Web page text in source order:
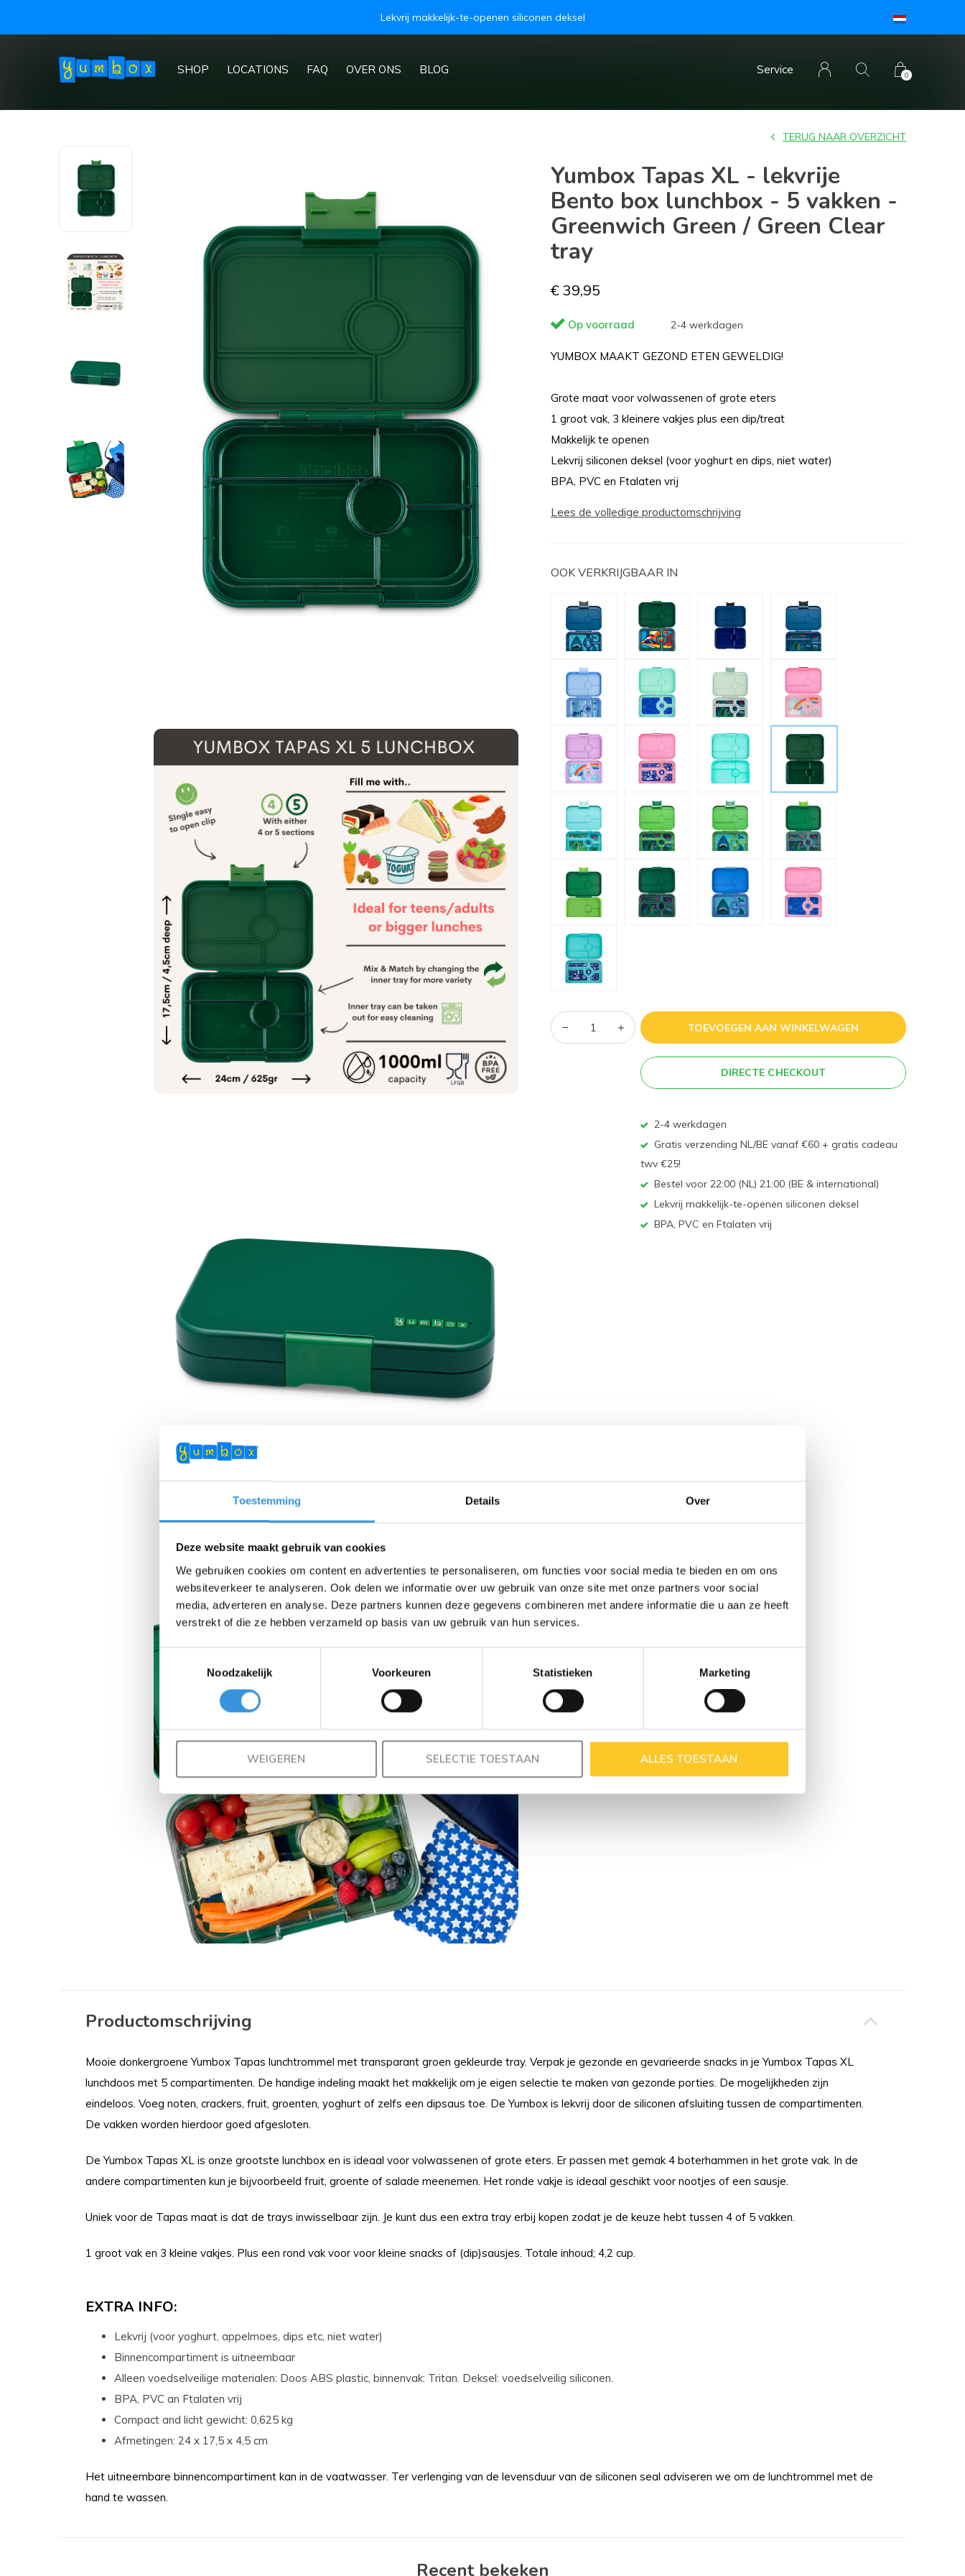
Toestemming Details Over
Deze website maakt gebruik van cookies
We gebruiken cookies om content en advertenties te personaliseren, om functies voor social media te bieden en om ons
websiteverkeer te analyseren. Ook delen we informatie over uw gebruik van onze site met onze partners voor social
media, adverteren en analyse. Deze partners kunnen deze gegevens combineren met andere informatie die u aan ze heeft
verstrekt of die ze hebben verzameld op basis van uw gebruik van hun services.
Noodzakelijk
Voorkeuren Statistieken Marketing
WEIGEREN SELECTIE TOESTAAN ALLES TOESTAAN
SHOP LOCATIONS FAQ OVER ONS BLOG Service 0
Lekvrij makkelijk-te-openen siliconen deksel
Yumbox Tapas XL - lekvrije
Bento box lunchbox - 5 vakken -
Greenwich Green / Green Clear
tray
TERUG NAAR OVERZICHT
€ 39,95
Op voorraad 2-4 werkdagen
YUMBOX MAAKT GEZOND ETEN GEWELDIG!
Grote maat voor volwassenen of grote eters
1 groot vak, 3 kleinere vakjes plus een dip/treat
Makkelijk te openen
Lekvrij siliconen deksel (voor yoghurt en dips, niet water)
BPA, PVC en Ftalaten vrij
Lees de volledige productomschrijving
OOK VERKRIJGBAAR IN
TOEVOEGEN AAN WINKELWAGEN
DIRECTE CHECKOUT
2-4 werkdagen
Gratis verzending NL/BE vanaf €60 + gratis cadeau
twv €25!
Bestel voor 22:00 (NL) 21:00 (BE & international)
Lekvrij makkelijk-te-openen siliconen deksel
BPA, PVC en Ftalaten vrij
Productomschrijving
Mooie donkergroene Yumbox Tapas lunchtrommel met transparant groen gekleurde tray. Verpak je gezonde en gevarieerde snacks in je Yumbox Tapas XL
lunchdoos met 5 compartimenten. De handige indeling maakt het makkelijk om je eigen selectie te maken van gezonde porties. De mogelijkheden zijn
eindeloos. Voeg noten, crackers, fruit, groenten, yoghurt of zelfs een dipsaus toe. De Yumbox is lekvrij door de siliconen afsluiting tussen de compartimenten.
De vakken worden hierdoor goed afgesloten.
De Yumbox Tapas XL is onze grootste lunchbox en is ideaal voor volwassenen of grote eters. Er passen met gemak 4 boterhammen in het grote vak. In de
andere compartimenten kun je bijvoorbeeld fruit, groente of salade meenemen. Het ronde vakje is ideaal geschikt voor nootjes of een sausje.
Uniek voor de Tapas maat is dat de trays inwisselbaar zijn. Je kunt dus een extra tray erbij kopen zodat je de keuze hebt tussen 4 of 5 vakken.
1 groot vak en 3 kleine vakjes. Plus een rond vak voor voor kleine snacks of (dip)sausjes. Totale inhoud; 4,2 cup.
EXTRA INFO:
Lekvrij (voor yoghurt, appelmoes, dips etc, niet water)
Binnencompartiment is uitneembaar
Alleen voedselveilige materialen: Doos ABS plastic, binnenvak: Tritan. Deksel: voedselveilig siliconen.
BPA, PVC an Ftalaten vrij
Compact and licht gewicht: 0,625 kg
Afmetingen: 24 x 17,5 x 4,5 cm
Het uitneembare binnencompartiment kan in de vaatwasser. Ter verlenging van de levensduur van de siliconen seal adviseren we om de lunchtrommel met de
hand te wassen.
Recent bekeken